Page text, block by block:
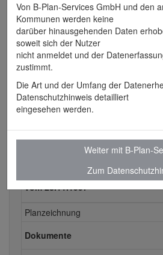
Erstaufstellung
vom 28.11.1997
Planzeichnung
Alle Dokumente zu
Erstaufstellung
vom 28.11.1997
Planzeichnung
Dokumente
Von B-Plan-Services GmbH und den
Kommunen werden keine
darüber hinausgehenden Daten
soweit sich der Nutzer
nicht anmeldet und der
zustimmt.
Die Art und der Umfang der
Datenschutzhinweis detailliert
eingesehen werden.
Weiter mit B-Plan-
Zum